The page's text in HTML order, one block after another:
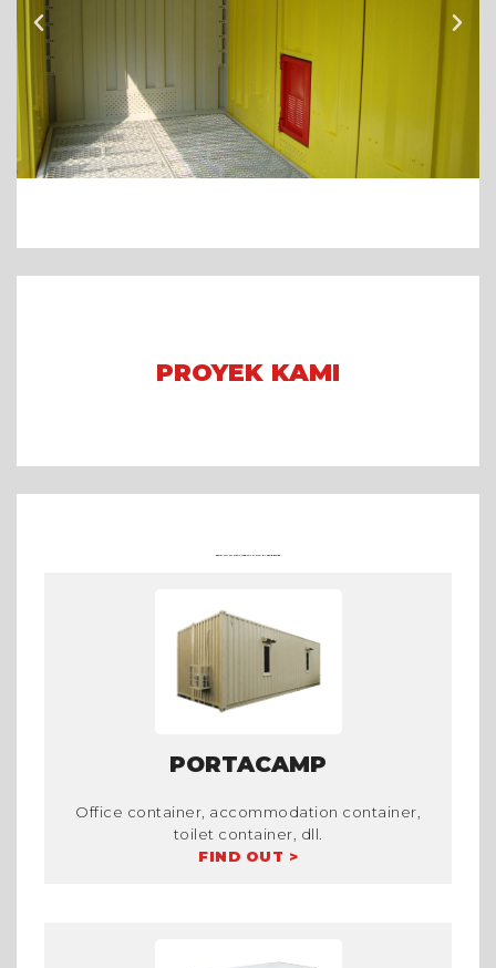
PROYEK KAMI
PRODUK CONTAINER LAINNYA DI TRADECORP
PORTACAMP
Office container, accommodation container,
toilet container, dll.
FIND OUT >